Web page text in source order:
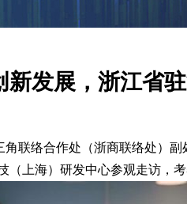
新发展，浙江省
联络合作处（浙商联络处）
（上海）研发中心参观走访，